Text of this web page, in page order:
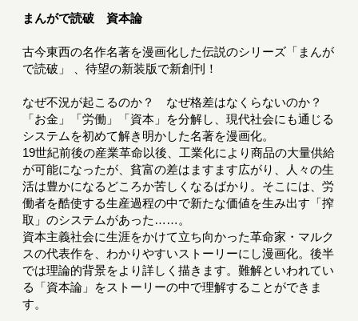
まんがで読破 資本論
古今東西の名作名著を漫画化した伝説のシリーズ「まんが
で読破」 、待望の新装版で新創刊！
なぜ不況が起こるのか？ なぜ格差はなくらないのか？
「お金」「労働」「資本」を分解し、現代社会にも通じる
システムを初めて解き明かした名著を漫画化。
19世紀前後の産業革命以後、工業化により商品の大量供給
が可能になったが、貧富の差はますます広がり、人々の生
活は豊かになるどころか苦しくなるばかり。そこには、労
働者を酷使する生産過程の中で新たな価値を生み出す「搾
取」のシステムがあった……。
資本主義社会に生涯をかけて立ち向かった革命家・マルク
スの代表作を、わかりやすいストーリーにし漫画化。後半
では理論的背景をより詳しく描きます。難解といわれてい
る「資本論」をストーリーの中で理解することができま
す。